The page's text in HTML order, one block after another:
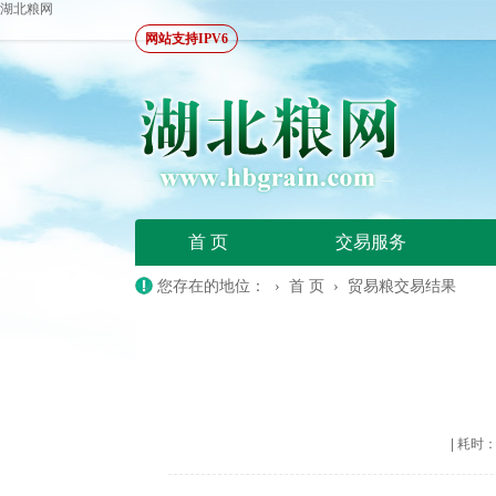
湖北粮网
网站支持IPV6
首 页 交易服务
您存在的地位： › 首 页 › 贸易粮交易结果
耗时